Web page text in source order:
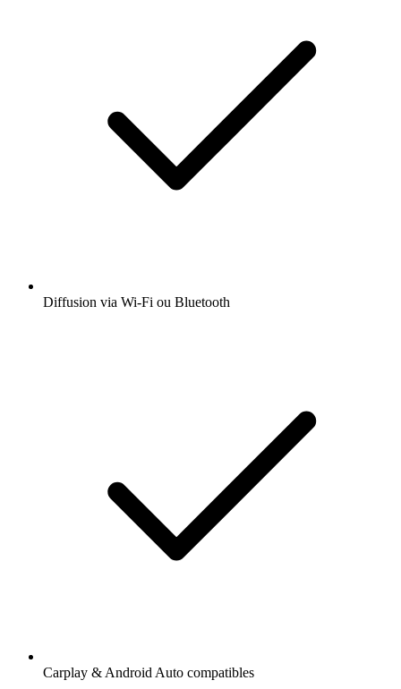
Diffusion via Wi-Fi ou Bluetooth
Carplay & Android Auto compatibles